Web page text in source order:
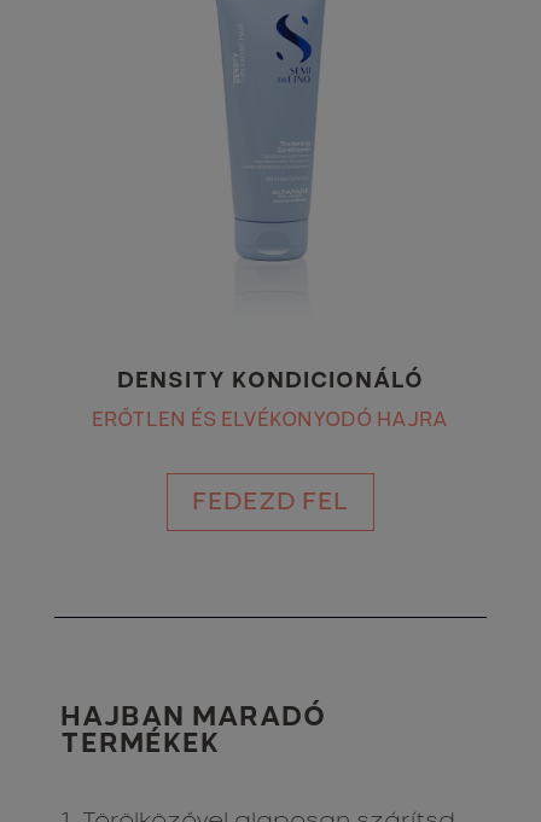
DENSITY KONDICIONÁLÓ
ERŐTLEN ÉS ELVÉKONYODÓ HAJRA
FEDEZD FEL
HAJBAN MARADÓ
TERMÉKEK